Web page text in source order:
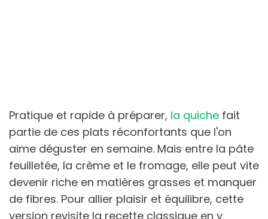
Pratique et rapide à préparer, la quiche fait
partie de ces plats réconfortants que l'on
aime déguster en semaine. Mais entre la pâte
feuilletée, la crème et le fromage, elle peut vite
devenir riche en matières grasses et manquer
de fibres. Pour allier plaisir et équilibre, cette
version revisite la recette classique en y